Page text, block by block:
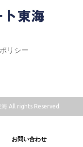
リシー
All rights Reserved.
お問い合わせ